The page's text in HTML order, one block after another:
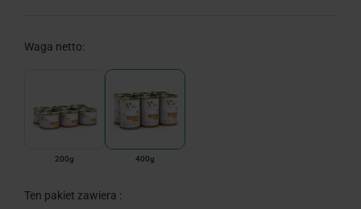
Waga netto:
200g 400g
Ten pakiet zawiera :